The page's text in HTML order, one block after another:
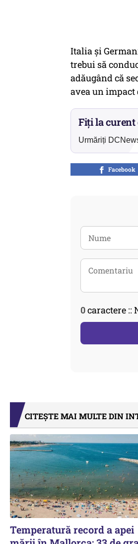
Italia și
trebui să
adăugând că
avea un impact
Fiți la curent
Urmăriți
Facebook
0caractere ::
CITEȘTE MAI MULTE DIN
Temperatură record a apei